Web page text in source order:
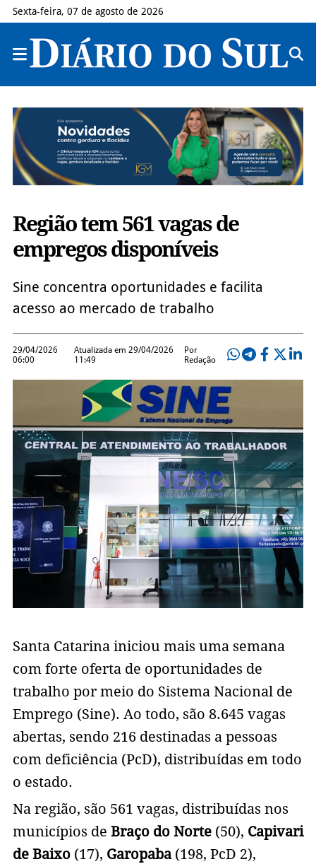
Sexta-feira, 07 de agosto de 2026
Região tem 561 vagas de
empregos disponíveis
Sine concentra oportunidades e facilita
acesso ao mercado de trabalho
29/04/2026
06:00
Atualizada em 29/04/2026
11:49
Por
Redação
Santa Catarina iniciou mais uma semana
com forte oferta de oportunidades de
trabalho por meio do Sistema Nacional de
Emprego (Sine). Ao todo, são 8.645 vagas
abertas, sendo 216 destinadas a pessoas
com deficiência (PcD), distribuídas em todo
o estado.
Na região, são 561 vagas, distribuídas nos
municípios de Braço do Norte(50), Capivari
de Baixo(17), Garopaba(198, PcD 2),